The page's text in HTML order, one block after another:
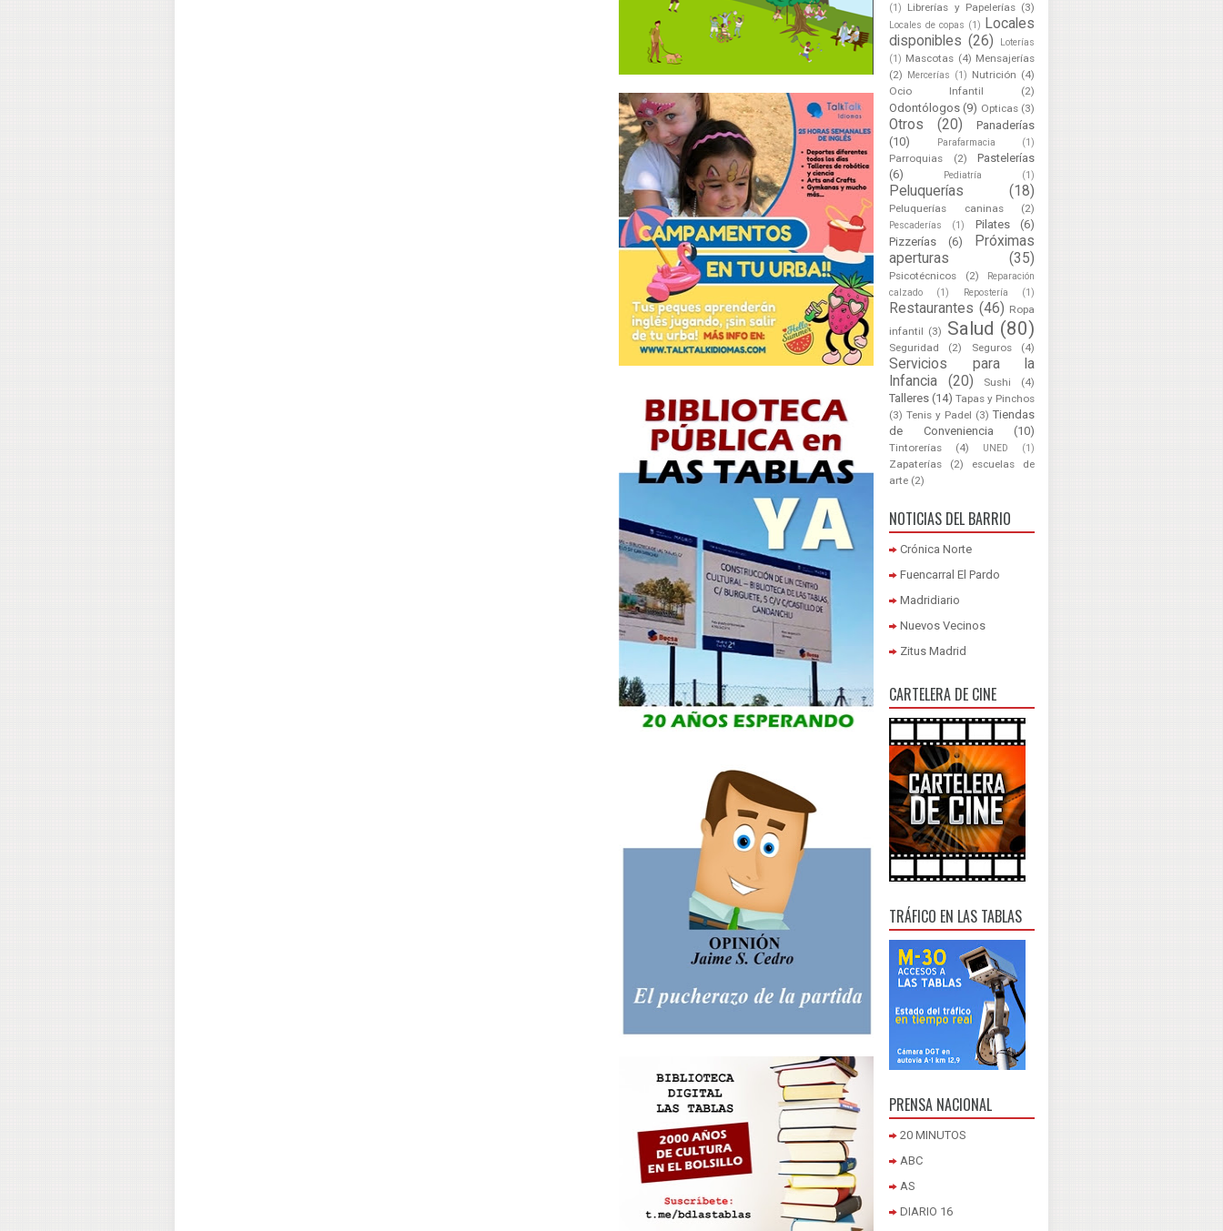
(1)
Librerías y Papelerías (3)
Locales de copas (1)
Locales
disponibles (26)
Loterías
(1) Mascotas (4) Mensajerías
(2) Mercerías (1) Nutrición (4)
Ocio Infantil
(2)
Odontólogos (9) Opticas (3)
Otros (20)
Panaderías
(10)
Parafarmacia (1)
Parroquias (2)
Pastelerías
(6)
Pediatría (1)
Peluquerías (18)
Peluquerías caninas (2)
Pescaderías (1) Pilates
(6)
Pizzerías
(6)
Próximas
aperturas
(35)
Psicotécnicos (2)
Reparación
calzado
(1) Repostería (1)
Restaurantes (46) Ropa
infantil (3) Salud (80)
Seguridad (2) Seguros (4)
Servicios para la
Infancia
(20) Sushi (4)
Talleres (14) Tapas y Pinchos
(3) Tenis y Padel (3) Tiendas
de Conveniencia
(10)
Tintorerías (4) UNED (1)
Zapaterías (2)
escuelas de
arte (2)
NOTICIAS DEL BARRIO
Crónica Norte
Fuencarral El Pardo
Madridiario
Nuevos Vecinos
Zitus Madrid
CARTELERA DE CINE
TRÁFICO EN LAS TABLAS
PRENSA NACIONAL
20 MINUTOS
ABC
AS
DIARIO 16